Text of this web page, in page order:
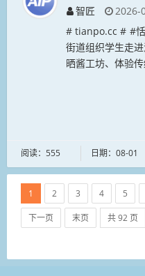
智匠
2026-
# tianpo.cc # #
街道组织学生走
晒酱工坊、体验
阅读：555 日期：08-01
1 2 3 4 5
下一页 末页 共 92 页